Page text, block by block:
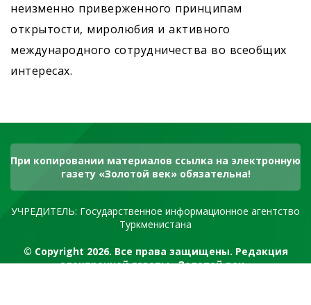
неизменно приверженного принципам
открытости, миролюбия и активного
международного сотрудничества во всеобщих
интересах.
При копировании материалов ссылка на электронную
газету «Золотой век» обязательна!
УЧРЕДИТЕЛЬ: Государственное информационное агентство
Туркменистана
© Copyright 2026. Все права защищены. Редакция
электронной газеты «Золотой век»